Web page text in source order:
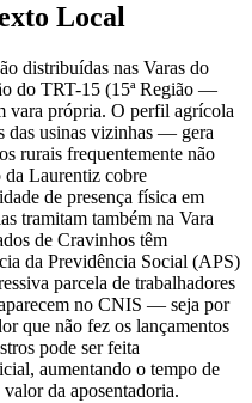
Local
distribuídas nas Varas do
do TRT-15 (15ª Região —
vara própria. O perfil agrícola
usinas vizinhas — gera
rurais frequentemente não
Laurentiz cobre
de presença física em
tramitam também na Vara
de Cravinhos têm
da Previdência Social (APS)
parcela de trabalhadores
no CNIS — seja por
que não fez os lançamentos
pode ser feita
aumentando o tempo de
da aposentadoria.